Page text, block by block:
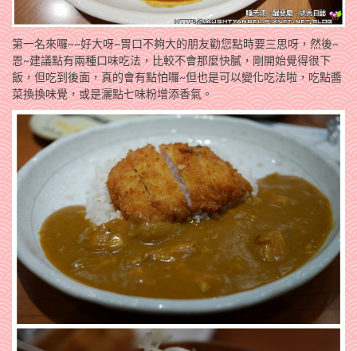
第一名來囉~~好大呀~胃口不夠大的朋友勸您點時要三思呀，然後~
恩~建議點有兩種口味吃法，比較不會那麼快膩，剛開始覺得很下
飯，但吃到後面，真的會有點怕囉~但也是可以變化吃法啦，吃點醬
菜換換味覺，或是灑點七味粉增添香氣。